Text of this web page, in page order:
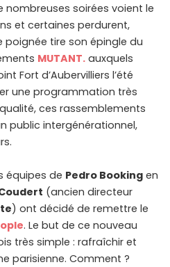
nombreuses soirées voient le
et certaines perdurent,
poignée tire son épingle du
MUTANT. auxquels
Fort d’Aubervilliers l’été
une programmation très
ces rassemblements
public intergénérationnel,
équipes de Pedro Booking en
(ancien directeur
) ont décidé de remettre le
. Le but de ce nouveau
très simple : rafraîchir et
parisienne. Comment ?